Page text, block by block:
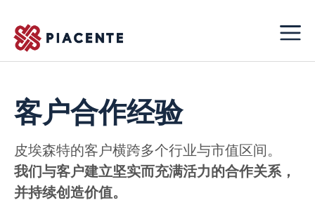
客户合作经验
皮埃森特的客户横跨多个行业与市值区间。
我们与客户建立坚实而充满活力的合作关系，
并持续创造价值。